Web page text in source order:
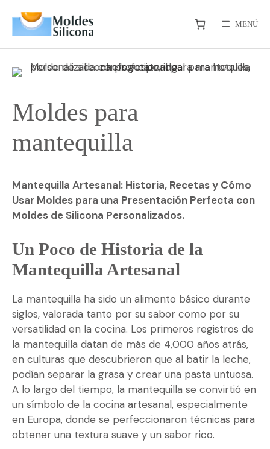
contenido
MENÚ
Moldes para
mantequilla
Mantequilla Artesanal: Historia, Recetas y Cómo
Usar Moldes para una Presentación Perfecta con
Moldes de Silicona Personalizados.
Un Poco de Historia de la
Mantequilla Artesanal
La mantequilla ha sido un alimento básico durante
siglos, valorada tanto por su sabor como por su
versatilidad en la cocina. Los primeros registros de
la mantequilla datan de más de 4,000 años atrás,
en culturas que descubrieron que al batir la leche,
podían separar la grasa y crear una pasta untuosa.
A lo largo del tiempo, la mantequilla se convirtió en
un símbolo de la cocina artesanal, especialmente
en Europa, donde se perfeccionaron técnicas para
obtener una textura suave y un sabor rico.